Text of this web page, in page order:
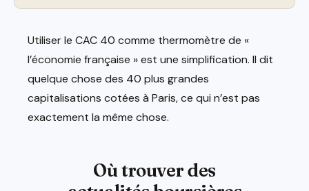
Utiliser le CAC 40 comme thermomètre de «
l’économie française » est une simplification. Il dit
quelque chose des 40 plus grandes
capitalisations cotées à Paris, ce qui n’est pas
exactement la même chose.
Où trouver des